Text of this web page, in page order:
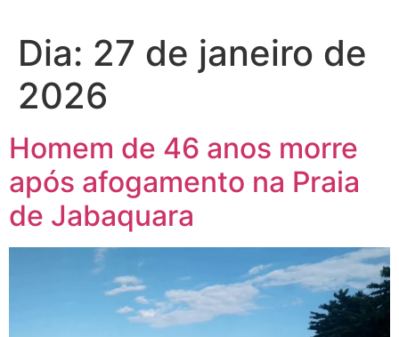
Dia: 27 de janeiro de
2026
Homem de 46 anos morre
após afogamento na Praia
de Jabaquara